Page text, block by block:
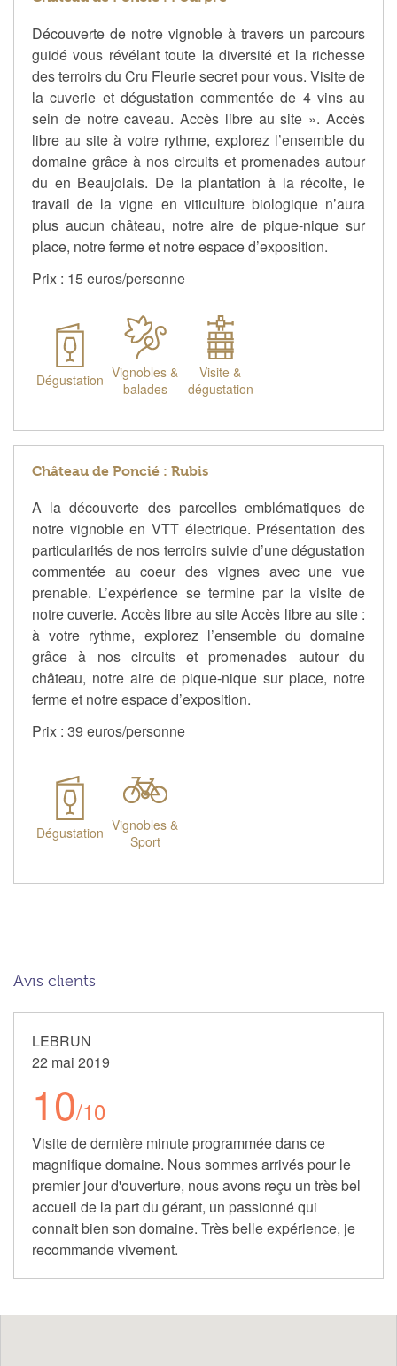
Découverte de notre vignoble à travers un parcours
guidé vous révélant toute la diversité et la richesse
des terroirs du Cru Fleurie secret pour vous. Visite de
la cuverie et dégustation commentée de 4 vins au
sein de notre caveau. Accès libre au site ». Accès
libre au site à votre rythme, explorez l’ensemble du
domaine grâce à nos circuits et promenades autour
du en Beaujolais. De la plantation à la récolte, le
travail de la vigne en viticulture biologique n’aura
plus aucun château, notre aire de pique-nique sur
place, notre ferme et notre espace d’exposition.
Prix : 15 euros/personne
Dégustation Vignobles &
balades
Visite &
dégustation
Château de Poncié : Rubis
A la découverte des parcelles emblématiques de
notre vignoble en VTT électrique. Présentation des
particularités de nos terroirs suivie d’une dégustation
commentée au coeur des vignes avec une vue
prenable. L’expérience se termine par la visite de
notre cuverie. Accès libre au site Accès libre au site :
à votre rythme, explorez l’ensemble du domaine
grâce à nos circuits et promenades autour du
château, notre aire de pique-nique sur place, notre
ferme et notre espace d’exposition.
Prix : 39 euros/personne
Dégustation Vignobles &
Sport
Avis clients
LEBRUN
22 mai 2019
10/10
Visite de dernière minute programmée dans ce
magnifique domaine. Nous sommes arrivés pour le
premier jour d'ouverture, nous avons reçu un très bel
accueil de la part du gérant, un passionné qui
connait bien son domaine. Très belle expérience, je
recommande vivement.